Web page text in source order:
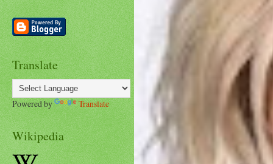
Translate
Powered by Translate
Wikipedia